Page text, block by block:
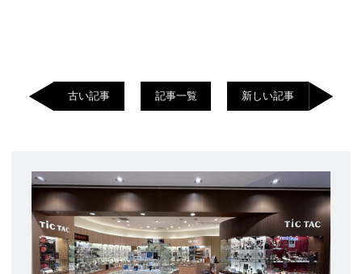
古い記事 記事一覧 新しい記事